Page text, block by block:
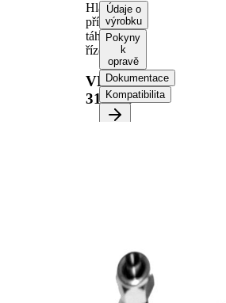
Hlava
příčného
táhla
řízení
VKDY
316056
Údaje o
výrobku
Pokyny
k
opravě
Dokumentace
Kompatibilita
info
Rozměr
závitu 1